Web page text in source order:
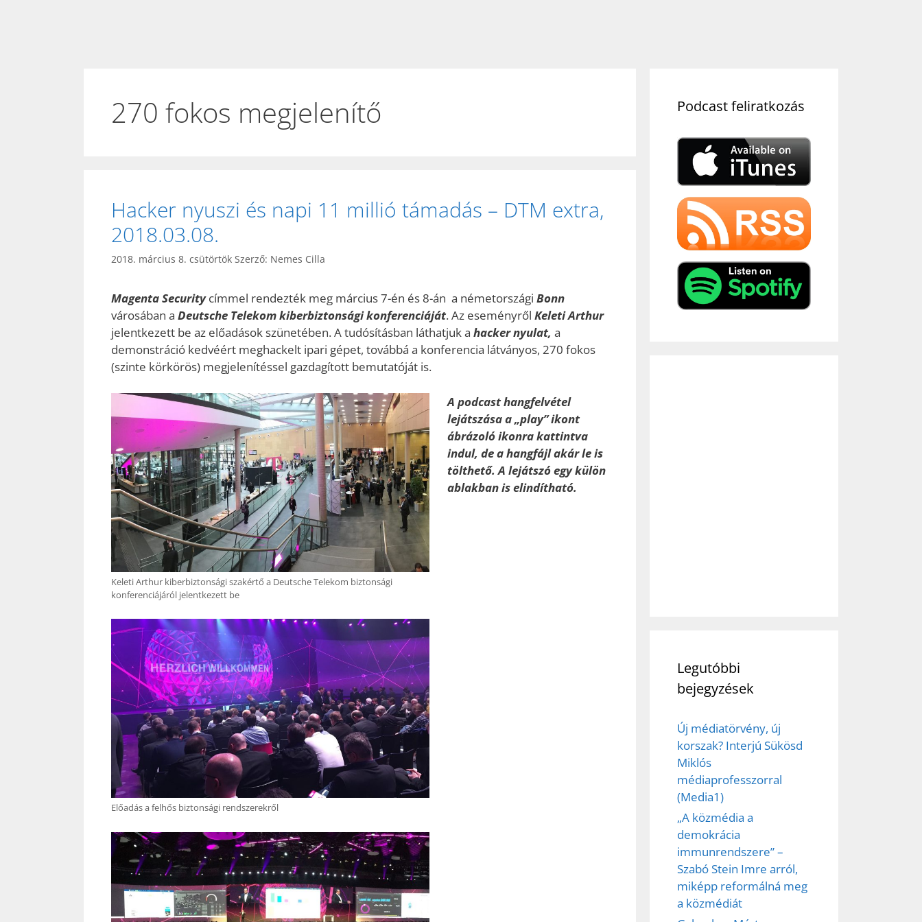
270 fokos megjelenítő
Hacker nyuszi és napi 11 millió támadás – DTM extra,
2018.03.08.
2018. március 8. csütörtök Szerző: Nemes Cilla
Magenta Securitycímmel rendezték meg március 7-én és 8-án a németországi Bonn
városában a Deutsche Telekom kiberbiztonságikonferenciáját. Az eseményről Keleti Arthur
jelentkezett be az előadások szünetében. A tudósításban láthatjuk a hacker nyulat, a
demonstráció kedvéért meghackelt ipari gépet, továbbá a konferencia látványos, 270 fokos
(szinte körkörös) megjelenítéssel gazdagított bemutatóját is.
Keleti Arthur kiberbiztonsági szakértő a Deutsche Telekom biztonsági
konferenciájáról jelentkezett be
Előadás a felhős biztonsági rendszerekről
A podcast hangfelvétel
lejátszása a „play” ikont
ábrázoló ikonra kattintva
indul, de a hangfájl akár le is
tölthető. A lejátszó egy külön
ablakban is elindítható.
Podcast feliratkozás
Legutóbbi
bejegyzések
Új médiatörvény, új
korszak? Interjú Sükösd
Miklós
médiaprofesszorral
(Media1)
„A közmédia a
demokrácia
immunrendszere” –
Szabó Stein Imre arról,
miképp reformálná meg
a közmédiát